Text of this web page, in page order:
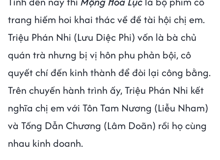
trang hiếm hoi khai thác về đề tài hội chị em.
Triệu Phán Nhi (Lưu Diệc Phi) vốn là bà chủ
quán trà nhưng bị vị hôn phu phản bội, cô
quyết chí đến kinh thành để đòi lại công bằng.
Trên chuyến hành trình ấy, Triệu Phán Nhi kết
nghĩa chị em với Tôn Tam Nương (Liễu Nham)
và Tống Dẫn Chương (Lâm Doãn) rồi họ cùng
nhau kinh doanh.